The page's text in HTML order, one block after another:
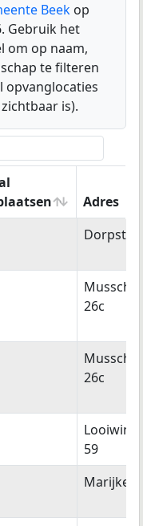
Beek op
Gebruik het
om op naam,
te filteren
opvanglocaties
is).
Adres
Adres
26c
26c
59